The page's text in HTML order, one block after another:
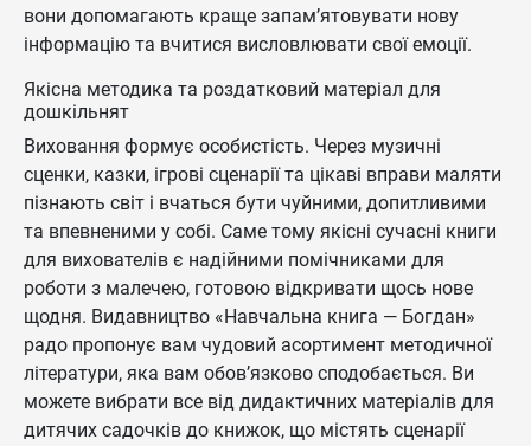
вони допомагають краще запам’ятовувати нову
інформацію та вчитися висловлювати свої емоції.
Якісна методика та роздатковий матеріал для
дошкільнят
Виховання формує особистість. Через музичні
сценки, казки, ігрові сценарії та цікаві вправи маляти
пізнають світ і вчаться бути чуйними, допитливими
та впевненими у собі. Саме тому якісні сучасні книги
для вихователів є надійними помічниками для
роботи з малечею, готовою відкривати щось нове
щодня. Видавництво «Навчальна книга — Богдан»
радо пропонує вам чудовий асортимент методичної
літератури, яка вам обов’язково сподобається. Ви
можете вибрати все від дидактичних матеріалів для
дитячих садочків до книжок, що містять сценарії